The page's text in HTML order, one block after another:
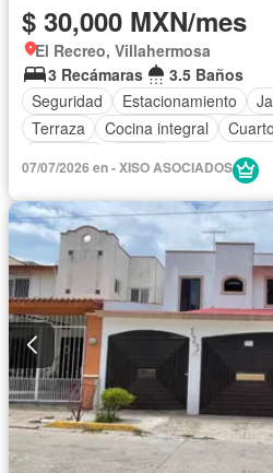
$ 30,000 MXN/mes
El Recreo, Villahermosa
3 Recámaras
3.5 Baños
Seguridad
Estacionamiento
Terraza
Cocina integral
Acceso para personas con
Aire acondicionado
Sala
Asador
Conserje
Caseta de
Recámara con closet
Vista
Cuarto de Limpieza
Solo familias
Sin amueblar
07/07/2026 en - XISO ASOCIADOS